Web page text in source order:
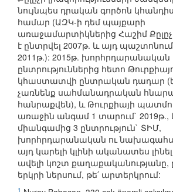
նույնպես դրական գործոն
համար (ԱԶԿ-ի դեմ պայքարի
առաջամարտիկներից Հաշիմ
է ընտրվել 2007թ. և այդ
2011թ.): 2015թ. խորհրդարանական
ընտրություններից հետո
կհաստատվի ընտրական դադար
չառնենք սահմանադրական
հանրաքվեն), և Թուրքիայի
առաջին անգամ 1 տարում` 2019թ.,
միանգամից 3 ընտրություն` ՏԻՄ,
խորհրդարանական ու
այդ կարելի կլինի ականատես
ավելի կոշտ քաղաքականությանը,
երկրի ներսում, թե՛ արտերկրում:
1